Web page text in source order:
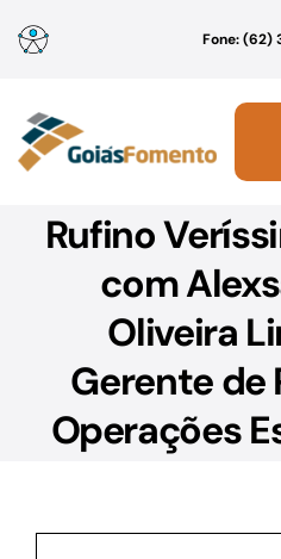
para
conteúdo
Fone: (62)
Institucional
Atendimento
Rufino
com
Oliveira
Gerente de
Operações